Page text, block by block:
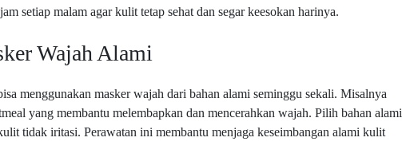
setiap malam agar kulit tetap sehat dan segar keesokan harinya.
Wajah Alami
menggunakan masker wajah dari bahan alami seminggu sekali. Misalnya
yang membantu melembapkan dan mencerahkan wajah. Pilih bahan alami
tidak iritasi. Perawatan ini membantu menjaga keseimbangan alami kulit